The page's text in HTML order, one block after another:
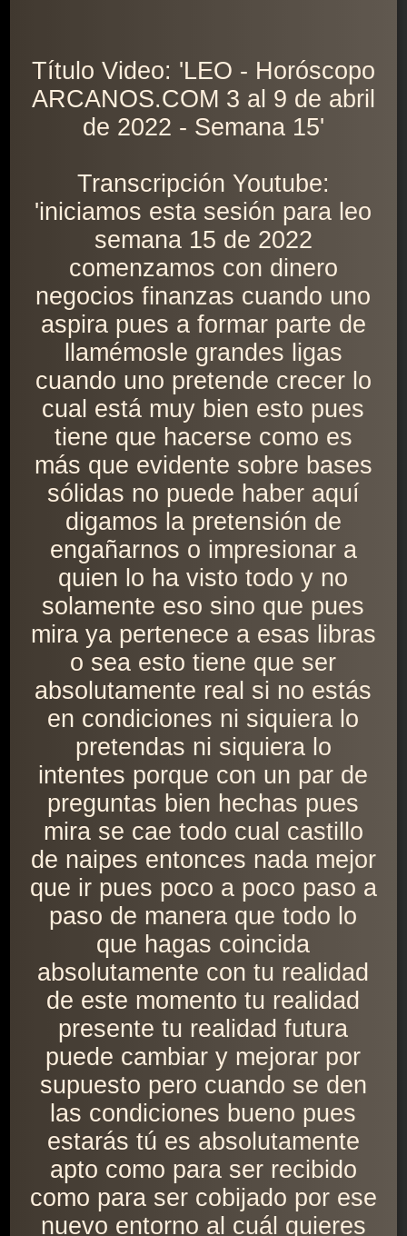
Título Video: 'LEO - Horóscopo
ARCANOS.COM 3 al 9 de abril
de 2022 - Semana 15'
Transcripción Youtube:
'iniciamos esta sesión para leo
semana 15 de 2022
comenzamos con dinero
negocios finanzas cuando uno
aspira pues a formar parte de
llamémosle grandes ligas
cuando uno pretende crecer lo
cual está muy bien esto pues
tiene que hacerse como es
más que evidente sobre bases
sólidas no puede haber aquí
digamos la pretensión de
engañarnos o impresionar a
quien lo ha visto todo y no
solamente eso sino que pues
mira ya pertenece a esas libras
o sea esto tiene que ser
absolutamente real si no estás
en condiciones ni siquiera lo
pretendas ni siquiera lo
intentes porque con un par de
preguntas bien hechas pues
mira se cae todo cual castillo
de naipes entonces nada mejor
que ir pues poco a poco paso a
paso de manera que todo lo
que hagas coincida
absolutamente con tu realidad
de este momento tu realidad
presente tu realidad futura
puede cambiar y mejorar por
supuesto pero cuando se den
las condiciones bueno pues
estarás tú es absolutamente
apto como para ser recibido
como para ser cobijado por ese
nuevo entorno al cuál quieres